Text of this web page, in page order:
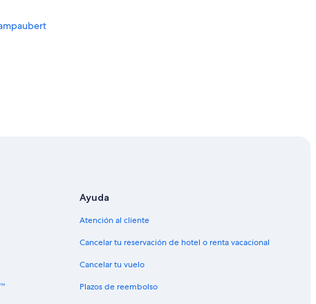
Ayuda
Atención al cliente
Cancelar tu reservación de hotel o renta vacacional
Cancelar tu vuelo
Plazos de reembolso